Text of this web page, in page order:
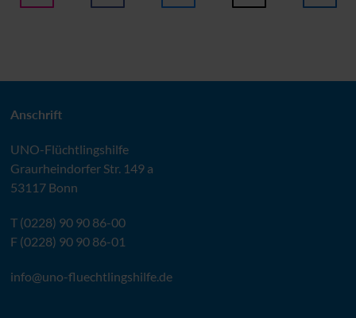
Anschrift
UNO-Flüchtlingshilfe
Graurheindorfer Str. 149 a
53117 Bonn
T (0228) 90 90 86-00
F (0228) 90 90 86-01
info@uno-fluechtlingshilfe.de